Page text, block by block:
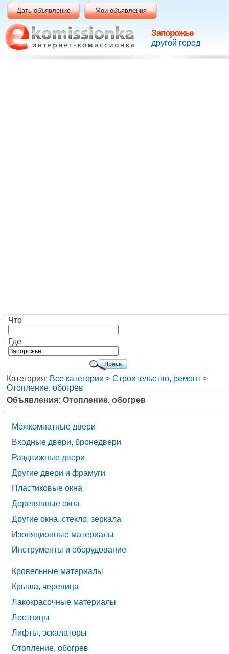
Запорожье
другой город
Дать объявление Мои объявления
Что
Где
Категория: Все категории > Строительство, ремонт >
Отопление, обогрев
Объявления: Отопление, обогрев
Межкомнатные двери
Входные двери, бронедвери
Раздвижные двери
Другие двери и фрамуги
Пластиковые окна
Деревянные окна
Другие окна, стекло, зеркала
Изоляционные материалы
Инструменты и оборудование
Кровельные материалы
Крыша, черепица
Лакокрасочные материалы
Лестницы
Лифты, эскалаторы
Отопление, обогрев